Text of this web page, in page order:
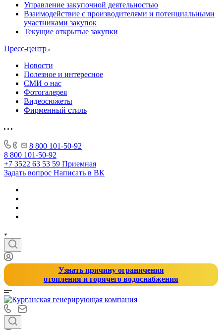
Управление закупочной деятельностью
Взаимодействие с производителями и потенциальными
участниками закупок
Текущие открытые закупки
Пресс-центр
Новости
Полезное и интересное
СМИ о нас
Фотогалерея
Видеосюжеты
Фирменный стиль
8 800 101-50-92
8 800 101-50-92
+7 3522 63 53 59 Приемная
Задать вопрос Написать в ВК
Узнать причину ограничения
отопления и горячего водоснабжения